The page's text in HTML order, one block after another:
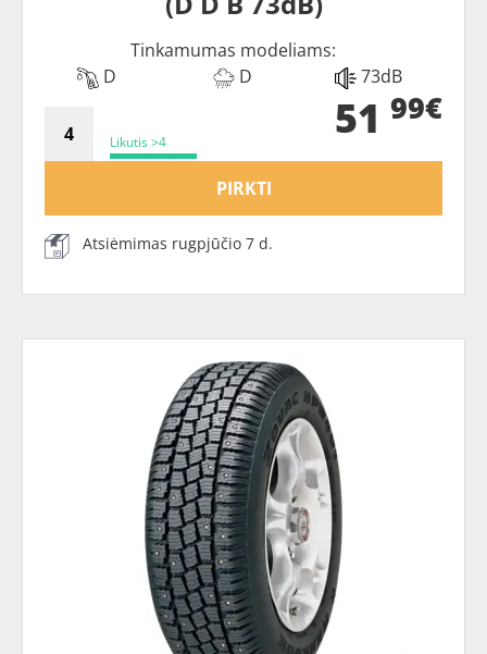
Tinkamumas modeliams:
D
D 73dB
Likutis >4 51 99€
PIRKTI
Atsiėmimas rugpjūčio 7 d.